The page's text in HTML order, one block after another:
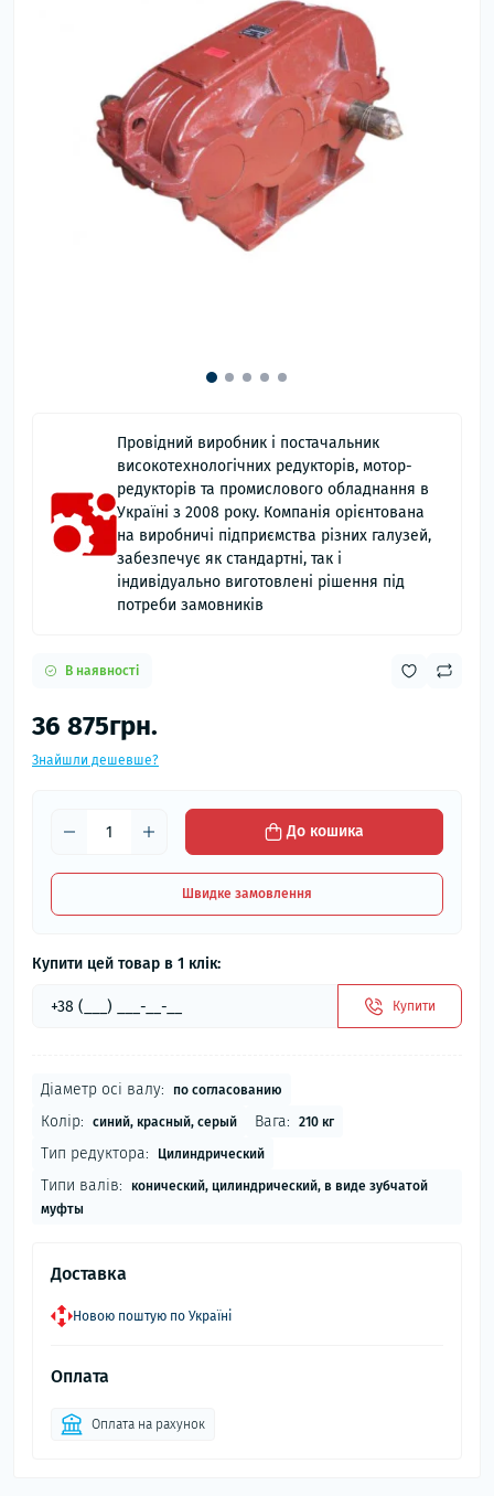
Провідний виробник і постачальник
високотехнологічних редукторів, мотор-
редукторів та промислового обладнання в
Україні з 2008 року. Компанія орієнтована
на виробничі підприємства різних галузей,
забезпечує як стандартні, так і
індивідуально виготовлені рішення під
потреби замовників
В наявності
36 875грн.
Знайшли дешевше?
До кошика
Швидке замовлення
Купити цей товар в 1 клік:
Купити
Діаметр осі валу: по согласованию
Колір: синий, красный, серый Вага: 210 кг
Тип редуктора: Цилиндрический
Типи валів:
конический, цилиндрический, в виде зубчатой
муфты
Доставка
Новою поштую по Україні
Оплата
Оплата на рахунок